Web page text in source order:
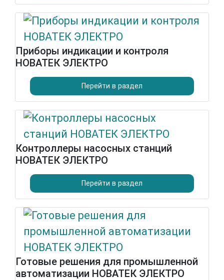
Приборы индикации и контроля
НОВАТЕК ЭЛЕКТРО
Перейти в раздел
Контроллеры насосных станций
НОВАТЕК ЭЛЕКТРО
Перейти в раздел
Готовые решения для промышленной
автоматизации НОВАТЕК ЭЛЕКТРО